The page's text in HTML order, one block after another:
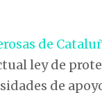
de
ley de
de